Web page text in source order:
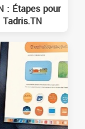
: Étapes pour